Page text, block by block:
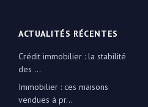
ACTUALITÉS RÉCENTES
Crédit immobilier : la stabilité
des ...
Immobilier : ces maisons
vendues à pr...